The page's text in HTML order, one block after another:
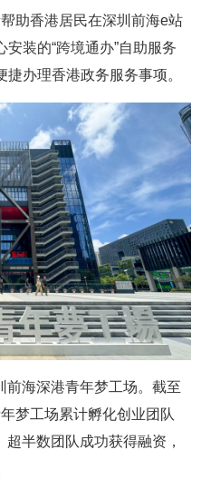
助香港居民在深圳前海e站
装的“跨境通办”自助服务
办理香港政务服务事项。
前海深港青年梦工场。截至
梦工场累计孵化创业团队
半数团队成功获得融资，